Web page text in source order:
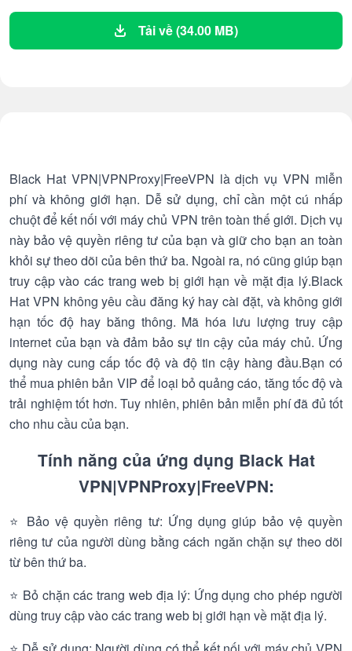
Tải về (34.00 MB)
Black Hat VPN|VPNProxy|FreeVPN là dịch vụ VPN miễn
phí và không giới hạn. Dễ sử dụng, chỉ cần một cú nhấp
chuột để kết nối với máy chủ VPN trên toàn thế giới. Dịch vụ
này bảo vệ quyền riêng tư của bạn và giữ cho bạn an toàn
khỏi sự theo dõi của bên thứ ba. Ngoài ra, nó cũng giúp bạn
truy cập vào các trang web bị giới hạn về mặt địa lý.Black
Hat VPN không yêu cầu đăng ký hay cài đặt, và không giới
hạn tốc độ hay băng thông. Mã hóa lưu lượng truy cập
internet của bạn và đảm bảo sự tin cậy của máy chủ. Ứng
dụng này cung cấp tốc độ và độ tin cậy hàng đầu.Bạn có
thể mua phiên bản VIP để loại bỏ quảng cáo, tăng tốc độ và
trải nghiệm tốt hơn. Tuy nhiên, phiên bản miễn phí đã đủ tốt
cho nhu cầu của bạn.
Tính năng của ứng dụng Black Hat
VPN|VPNProxy|FreeVPN:
⭐ Bảo vệ quyền riêng tư: Ứng dụng giúp bảo vệ quyền
riêng tư của người dùng bằng cách ngăn chặn sự theo dõi
từ bên thứ ba.
⭐ Bỏ chặn các trang web địa lý: Ứng dụng cho phép người
dùng truy cập vào các trang web bị giới hạn về mặt địa lý.